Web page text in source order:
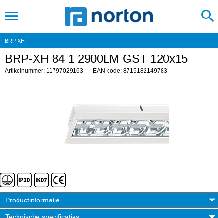
BRP-XH
BRP-XH 84 1 2900LM GST 120x15
Artikelnummer: 11797029163 EAN-code: 8715182149783
Productinformatie